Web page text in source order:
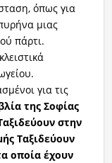
όπως για
μιας
πάρτι.
για τις
της Σοφίας
στην
Ταξιδεύουν
οποία έχουν